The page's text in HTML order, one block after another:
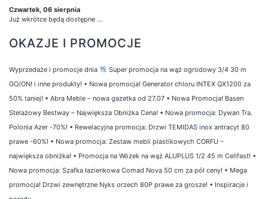
Czwartek, 06 sierpnia
Już wkrótce będą dostępne ...
OKAZJE I PROMOCJE
Wyprzedaże i promocje dnia
Super promocja na wąż ogrodowy 3/4 30 m
GO/ON! i inne produkty! • Nowa promocja! Generator chloru INTEX QX1200 za
50% taniej! • Abra Meble – nowa gazetka od 27.07 • Nowa Promocja! Basen
Stelażowy Bestway – Największa Obniżka Cena! • Nowa promocja: Dywan Tra.
Polonia Azer -70%! • Rewelacyjna promocja: Drzwi TEMIDAS inox antracyt 80
prawe -60%! • Nowa promocja: Zestaw mebli plastikowych CORFU –
największa obniżka! • Promocja na Wózek na wąż ALUPLUS 1/2 45 m Cellfast! •
Nowa promocja: Szafka łazienkowa Comad Nova 50 cm za pół ceny! • Mega
promocja! Drzwi zewnętrzne Nyks orzech 80P prawe za grosze! • Inspiracje i